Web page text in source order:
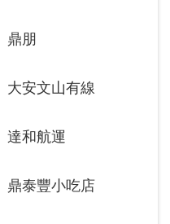
鼎朋
大安文山有線
達和航運
鼎泰豐小吃店